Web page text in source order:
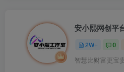
安小熙网创平
2W+ 0
智慧比财富更宝贵